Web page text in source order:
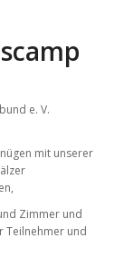
e. V.
mit unserer
Zimmer und
Teilnehmer und